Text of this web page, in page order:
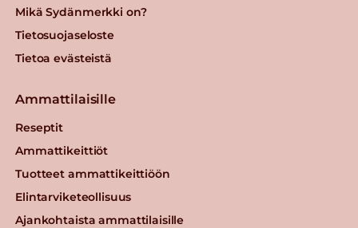
Mikä Sydänmerkki on?
Tietosuojaseloste
Tietoa evästeistä
Ammattilaisille
Reseptit
Ammattikeittiöt
Tuotteet ammattikeittiöön
Elintarviketeollisuus
Ajankohtaista ammattilaisille